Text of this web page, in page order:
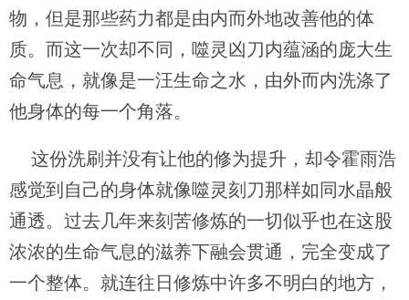
物，但是那些药力都是由内而外地改善他的体
质。而这一次却不同，噬灵凶刀内蕴涵的庞大生
命气息，就像是一汪生命之水，由外而内洗涤了
他身体的每一个角落。
这份洗刷并没有让他的修为提升，却令霍雨浩
感觉到自己的身体就像噬灵刻刀那样如同水晶般
通透。过去几年来刻苦修炼的一切似乎也在这股
浓浓的生命气息的滋养下融会贯通，完全变成了
一个整体。就连往日修炼中许多不明白的地方，